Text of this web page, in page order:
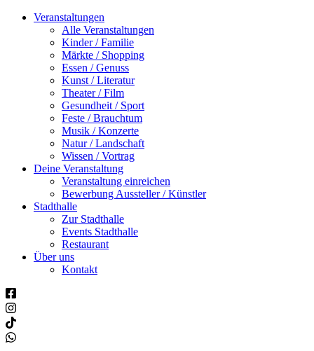
Veranstaltungen
Alle Veranstaltungen
Kinder / Familie
Märkte / Shopping
Essen / Genuss
Kunst / Literatur
Theater / Film
Gesundheit / Sport
Feste / Brauchtum
Musik / Konzerte
Natur / Landschaft
Wissen / Vortrag
Deine Veranstaltung
Veranstaltung einreichen
Bewerbung Aussteller / Künstler
Stadthalle
Zur Stadthalle
Events Stadthalle
Restaurant
Über uns
Kontakt